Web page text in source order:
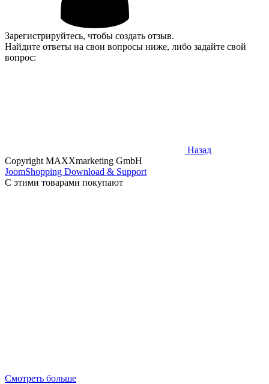
Зарегистрируйтесь, чтобы создать отзыв.
Найдите ответы на свои вопросы ниже, либо задайте свой
вопрос:
Назад
Copyright MAXXmarketing GmbH
JoomShopping Download & Support
С этими товарами покупают
Смотреть больше